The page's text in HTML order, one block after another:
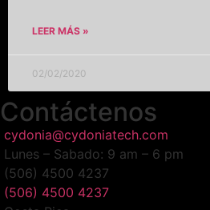
LEER MÁS »
02/02/2020
Contáctenos
cydonia@cydoniatech.com
Lunes – Sabado: 9 am – 6 pm
(506) 4500 4237
(506) 4500 4237